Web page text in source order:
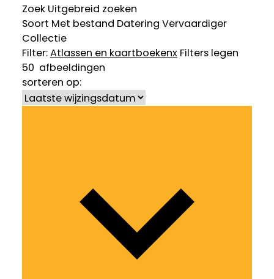
Zoek Uitgebreid zoeken
Soort Met bestand Datering Vervaardiger
Collectie
Filter:Atlassen en kaartboekenx Filters legen
50 afbeeldingen
sorteren op: